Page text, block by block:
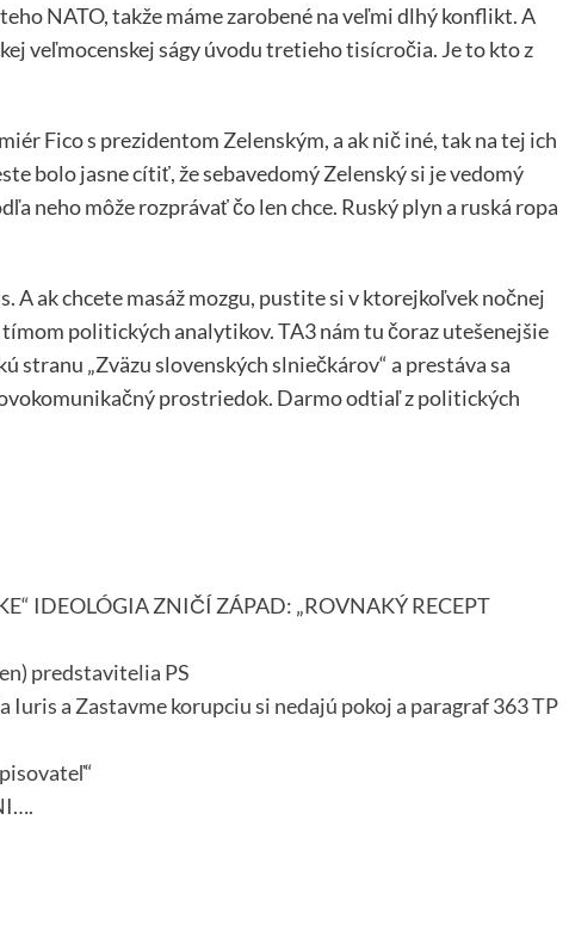
NATO, takže máme zarobené na veľmi dlhý konflikt. A
veľmocenskej ságy úvodu tretieho tisícročia. Je to kto z
Fico s prezidentom Zelenským, a ak nič iné, tak na tej ich
bolo jasne cítiť, že sebavedomý Zelenský si je vedomý
neho môže rozprávať čo len chce. Ruský plyn a ruská ropa
A ak chcete masáž mozgu, pustite si v ktorejkoľvek nočnej
politických analytikov. TA3 nám tu čoraz utešenejšie
„Zväzu slovenských slniečkárov“ a prestáva sa
prostriedok. Darmo odtiaľ z politických
IDEOLÓGIA ZNIČÍ ZÁPAD: „ROVNAKÝ RECEPT
predstavitelia PS
a Zastavme korupciu si nedajú pokoj a paragraf 363 TP